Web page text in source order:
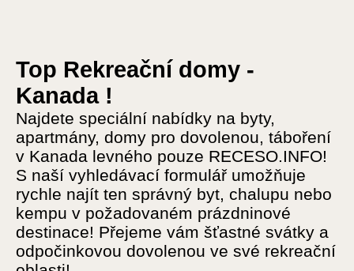
Top Rekreační domy -
Kanada !
Najdete speciální nabídky na byty,
apartmány, domy pro dovolenou, táboření
v Kanada levného pouze RECESO.INFO!
S naší vyhledávací formulář umožňuje
rychle najít ten správný byt, chalupu nebo
kempu v požadovaném prázdninové
destinace! Přejeme vám šťastné svátky a
odpočinkovou dovolenou ve své rekreační